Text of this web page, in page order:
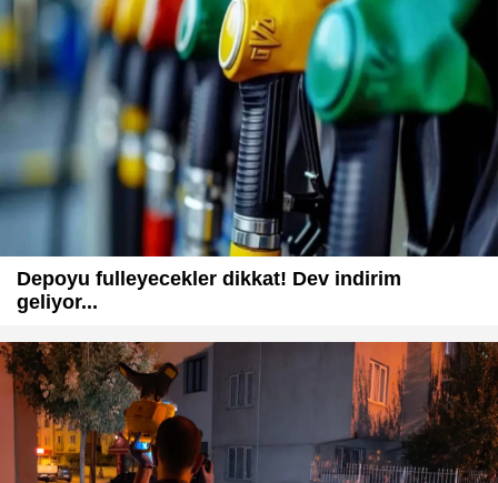
Depoyu fulleyecekler dikkat! Dev indirim
geliyor...